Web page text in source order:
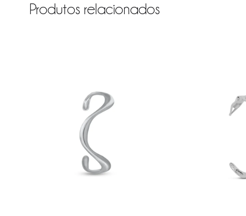
Produtos relacionados